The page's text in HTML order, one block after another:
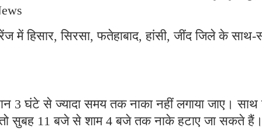
में हिसार, सिरसा, फतेहाबाद, हांसी, जींद जिले के साथ-
3 घंटे से ज्यादा समय तक नाका नहीं लगाया जाए। साथ
सुबह 11 बजे से शाम 4 बजे तक नाके हटाए जा सकते